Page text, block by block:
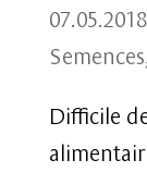
07.05.2018
Semences
Difficile